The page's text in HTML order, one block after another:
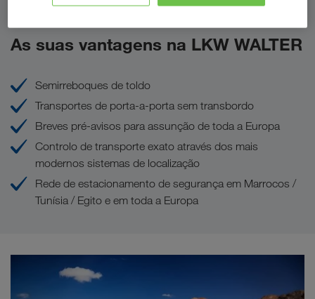
As suas vantagens na LKW WALTER
Semirreboques de toldo
Transportes de porta-a-porta sem transbordo
Breves pré-avisos para assunção de toda a Europa
Controlo de transporte exato através dos mais
modernos sistemas de localização
Rede de estacionamento de segurança em Marrocos /
Tunísia / Egito e em toda a Europa